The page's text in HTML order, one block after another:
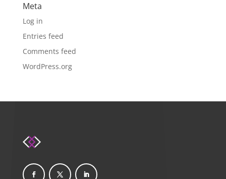
Meta
Log in
Entries feed
Comments feed
WordPress.org